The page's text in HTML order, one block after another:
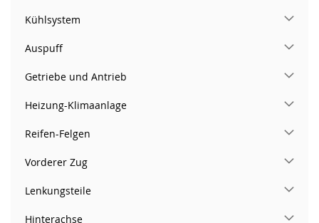
Kühlsystem
Auspuff
Getriebe und Antrieb
Heizung-Klimaanlage
Reifen-Felgen
Vorderer Zug
Lenkungsteile
Hinterachse